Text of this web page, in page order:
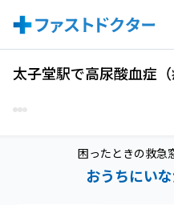
太子堂駅で高尿酸血症
困ったときの救急
おうちにい